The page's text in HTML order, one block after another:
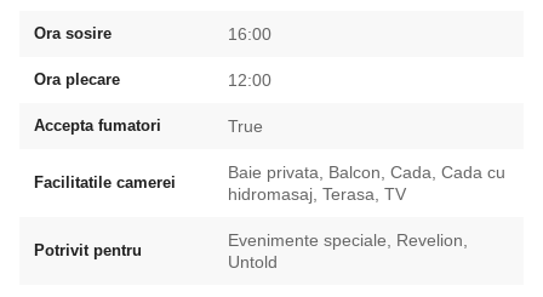
Ora sosire 16:00
Ora plecare 12:00
Accepta fumatori True
Facilitatile camerei
Baie privata, Balcon, Cada, Cada cu
hidromasaj, Terasa, TV
Potrivit pentru
Evenimente speciale, Revelion,
Untold